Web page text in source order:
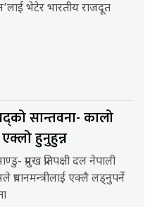
भेटेर भारतीय राजदूत
सान्तवना- कालो
हुनुहुन्न
प्रमुख प्रतिपक्षी दल नेपाली
प्रधानमन्त्रीलाई एक्लै लड्नुपर्ने